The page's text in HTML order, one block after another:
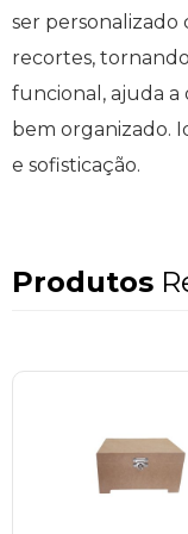
ser
recortes,
funcional, ajuda a
bem organizado.
e sofisticação.
Produtos